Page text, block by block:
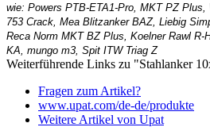
wie: Powers PTB-ETA1-Pro, MKT PZ
753 Crack, Mea Blitzanker BAZ, Liebig
Reca Norm MKT BZ Plus, Koelner Rawl R-
KA, mungo m3, Spit ITW Triag Z
Weiterführende Links zu "Stahlanker
Fragen zum Artikel?
www.upat.com/de-de/produkte
Weitere Artikel von Upat